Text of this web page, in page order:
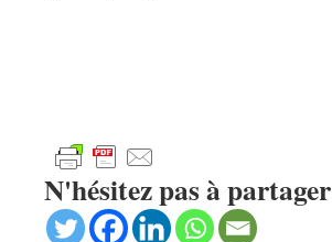
N'hésitez pas à partager